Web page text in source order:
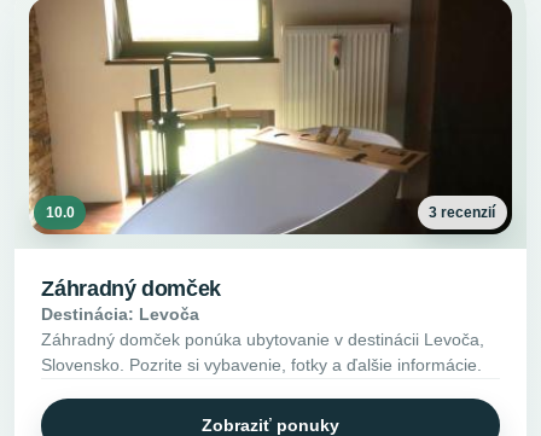
10.0 3 recenzií
Záhradný domček
Destinácia: Levoča
Záhradný domček ponúka ubytovanie v destinácii Levoča,
Slovensko. Pozrite si vybavenie, fotky a ďalšie informácie.
Zobraziť ponuky